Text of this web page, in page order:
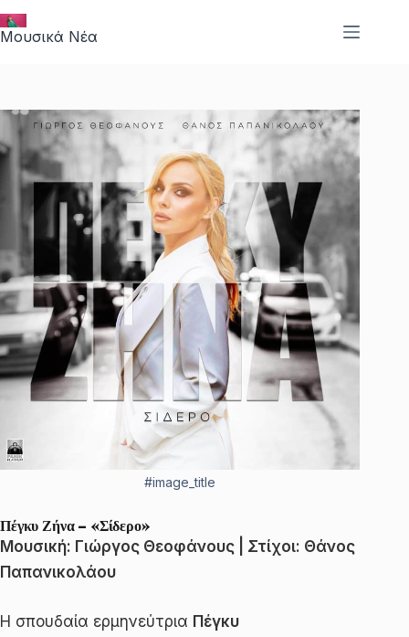
στο
περιεχόμενο
Μουσικά Νέα
#image_title
Πέγκυ Ζήνα – «Σίδερο»
Μουσική: Γιώργος Θεοφάνους | Στίχοι: Θάνος
Παπανικολάου
Η σπουδαία ερμηνεύτρια Πέγκυ